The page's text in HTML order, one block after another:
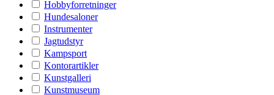
Hobbyforretninger
Hundesaloner
Instrumenter
Jagtudstyr
Kampsport
Kontorartikler
Kunstgalleri
Kunstmuseum